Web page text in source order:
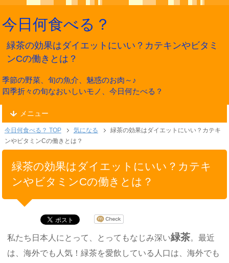
今日何食べる？
緑茶の効果はダイエットにいい？カテキンやビタミ
ンCの働きとは？
季節の野菜、旬の魚介、魅惑のお肉～♪
四季折々の旬なおいしいモノ、今日何たべる？
メニュー
今日何食べる？ TOP 気になる
緑茶の効果はダイエットにいい？カテキ
ンやビタミンCの働きとは？
緑茶の効果はダイエットにいい？カテキ
ンやビタミンCの働きとは？
私たち日本人にとって、とってもなじみ深い緑茶。最近
は、海外でも人気！緑茶を愛飲している人口は、海外でも